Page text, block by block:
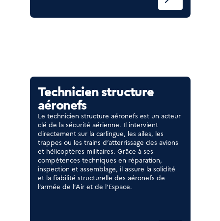
Technicien structure
aéronefs
Le technicien structure aéronefs est un acteur
clé de la sécurité aérienne. Il intervient
directement sur la carlingue, les ailes, les
trappes ou les trains d’atterrissage des avions
et hélicoptères militaires. Grâce à ses
compétences techniques en réparation,
inspection et assemblage, il assure la solidité
et la fiabilité structurelle des aéronefs de
l’armée de l’Air et de l’Espace.